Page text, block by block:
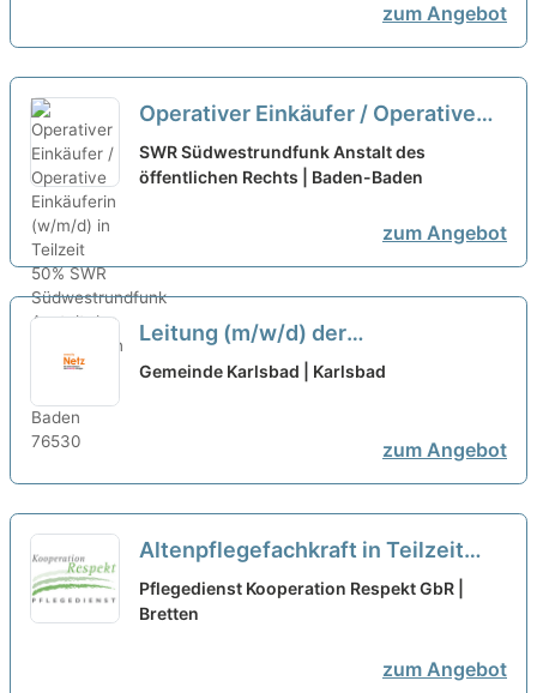
zum Angebot
Operativer Einkäufer / Operative
Einkäuferin (w/m/d) in Teilzeit 50%
neu
SWR Südwestrundfunk Anstalt des
öffentlichen Rechts | Baden-Baden
zum Angebot
Leitung (m/w/d) der
Gemeindekasse im Tandem
Gemeinde Karlsbad | Karlsbad
zum Angebot
Altenpflegefachkraft in Teilzeit
(20h) (m/w/d) – Wir suchen
Zuwachs in unserem Team!
Pflegedienst Kooperation Respekt GbR |
Bretten
zum Angebot